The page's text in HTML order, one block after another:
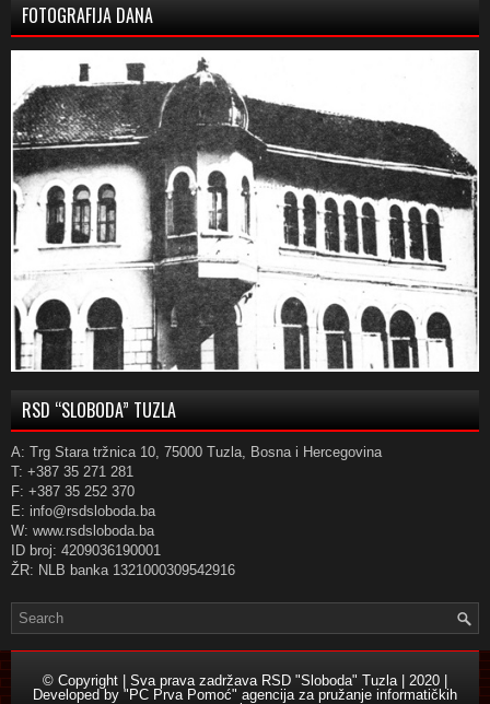
FOTOGRAFIJA DANA
RSD “SLOBODA” TUZLA
A: Trg Stara tržnica 10, 75000 Tuzla, Bosna i Hercegovina
T: +387 35 271 281
F: +387 35 252 370
E: info@rsdsloboda.ba
W: www.rsdsloboda.ba
ID broj: 4209036190001
ŽR: NLB banka 1321000309542916
© Copyright | Sva prava zadržava RSD "Sloboda" Tuzla | 2020 |
Developed by "PC Prva Pomoć" agencija za pružanje informatičkih